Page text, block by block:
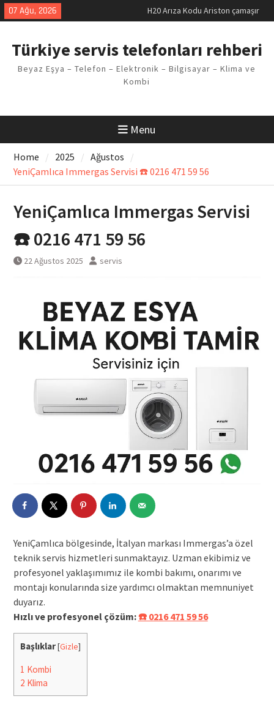
Skip
to
07 Ağu, 2026
H20 Arıza Kodu Ariston çamaşır
makinesi Sorunu
Arçelik buzdolabı F5 Hatası
Vaillant çamaşır makinesi E03
Arıza Kodu
Türkiye servis telefonları rehberi
Beyaz Eşya – Telefon – Elektronik – Bilgisayar – Klima ve
Kombi
Menu
Home 2025
Ağustos
YeniÇamlıca Immergas Servisi ☎️ 0216 471 59 56
YeniÇamlıca Immergas Servisi
☎️ 0216 471 59 56
22 Ağustos 2025 servis
YeniÇamlıca bölgesinde, İtalyan markası Immergas’a özel
teknik servis hizmetleri sunmaktayız. Uzman ekibimiz ve
profesyonel yaklaşımımız ile kombi bakımı, onarımı ve
montajı konularında size yardımcı olmaktan memnuniyet
duyarız.
Hızlı ve profesyonel çözüm:☎️ 0216 471 59 56
Başlıklar[Gizle]
1 Kombi
2 Klima